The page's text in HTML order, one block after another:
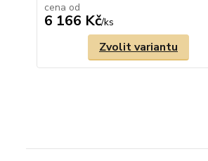
cena od
6 166 Kč/ks
Zvolit variantu